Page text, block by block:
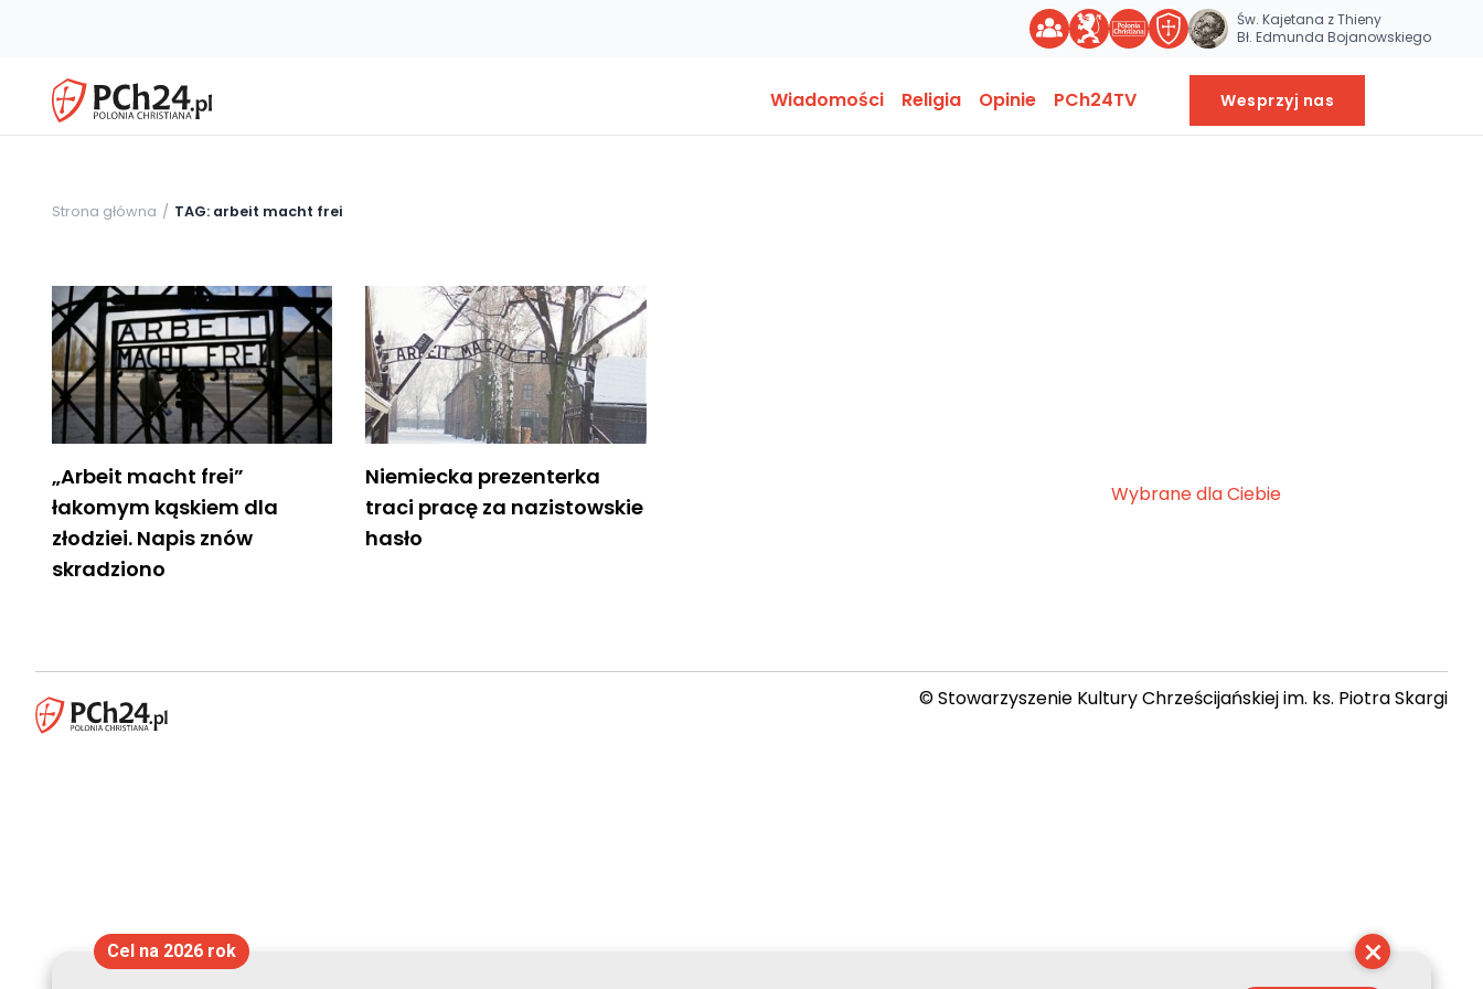
Św. Kajetana z Thieny
Bł. Edmunda Bojanowskiego
Wiadomości Religia Opinie PCh24TV Wesprzyj nas
Strona główna TAG: arbeit macht frei
„Arbeit macht frei”
łakomym kąskiem dla
złodziei. Napis znów
skradziono
Niemiecka prezenterka
traci pracę za nazistowskie
hasło
Wybrane dla Ciebie
© Stowarzyszenie Kultury Chrześcijańskiej im. ks. Piotra Skargi
×
Cel na 2026 rok